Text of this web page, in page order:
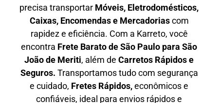
precisa transportar Móveis, Eletrodomésticos,
Caixas, Encomendas e Mercadoriascom
rapidez e eficiência. Com a Karreto, você
encontra Frete Baratode São Paulo para São
João de Meriti, além de Carretos Rápidos e
Seguros. Transportamos tudo com segurança
e cuidado, Fretes Rápidos,econômicos e
confiáveis, ideal para envios rápidos e